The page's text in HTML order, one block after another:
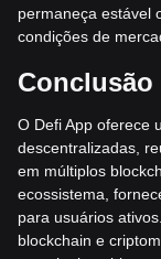
permaneça estável
condições de
Conclusão
O Defi App oferece
descentralizadas,
em múltiplos
ecossistema,
para usuários
blockchain e